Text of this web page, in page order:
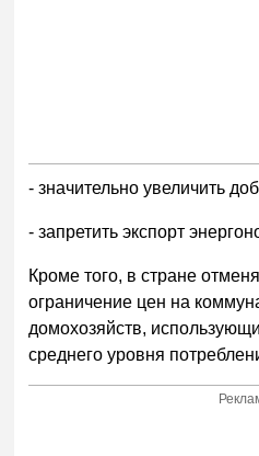
- значительно увеличить
- запретить экспорт
Кроме того, в стране
ограничение цен на
домохозяйств,
среднего уровня